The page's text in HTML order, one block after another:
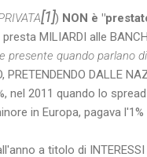
[1]) NON è
presta MILIARDI alle
presente quando parlano
DALLE
nel 2011 quando lo
in Europa, pagava
a titolo di INTERESSI